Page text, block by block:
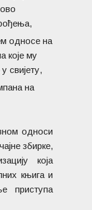
односе на
које му
свијету,
на
односи
збирке,
која
књига и
приступа